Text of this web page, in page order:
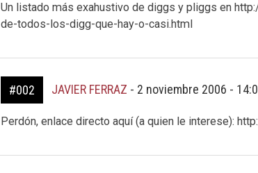
Un listado más exahustivo de diggs y pliggs en
de-todos-los-digg-que-hay-o-casi.html
#002 JAVIER FERRAZ - 2 noviembre 2006 -
Perdón, enlace directo aquí (a quien le interese):